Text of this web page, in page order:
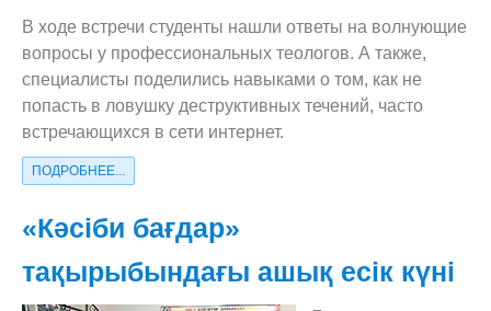
В ходе встречи студенты нашли ответы на волнующие
вопросы у профессиональных теологов. А также,
специалисты поделились навыками о том, как не
попасть в ловушку деструктивных течений, часто
встречающихся в сети интернет.
ПОДРОБНЕЕ...
«Кәсіби бағдар»
тақырыбындағы ашық есік күні